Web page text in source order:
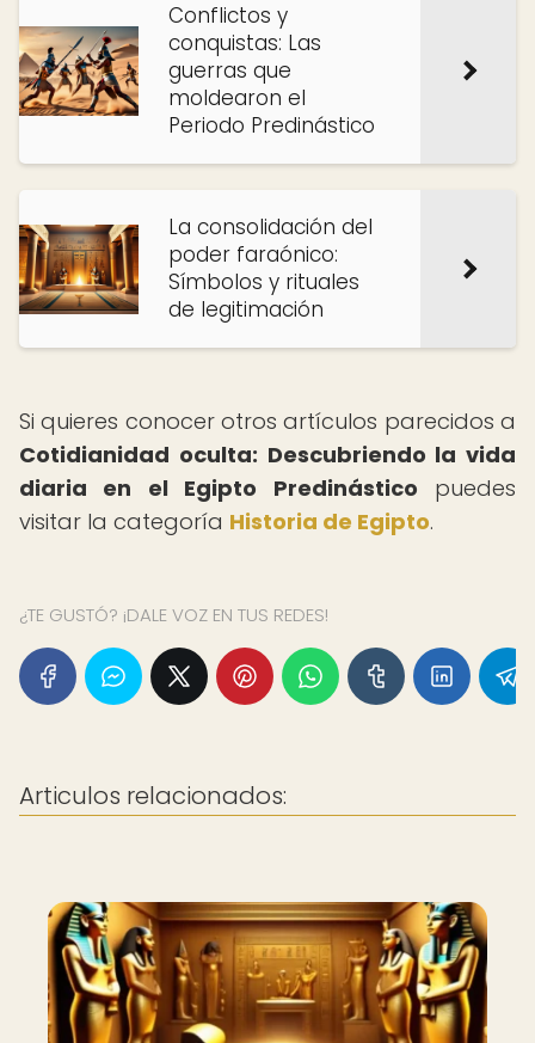
Conflictos y
conquistas: Las
guerras que
moldearon el
Periodo Predinástico
La consolidación del
poder faraónico:
Símbolos y rituales
de legitimación
Si quieres conocer otros artículos parecidos a
Cotidianidad oculta: Descubriendo la vida
diaria en el Egipto Predinástico puedes
visitar la categoría Historia de Egipto.
¿TE GUSTÓ? ¡DALE VOZ EN TUS REDES!
Articulos relacionados: